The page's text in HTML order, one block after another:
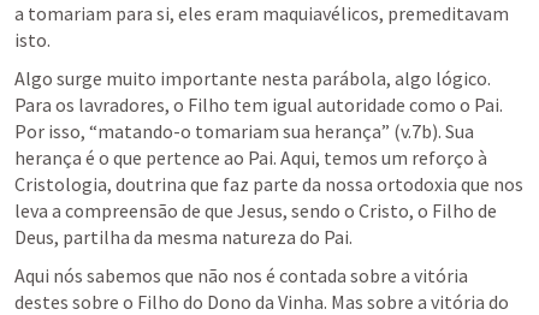
a tomariam para si, eles eram maquiavélicos, premeditavam
isto.
Algo surge muito importante nesta parábola, algo lógico.
Para os lavradores, o Filho tem igual autoridade como o Pai.
Por isso, “matando-o tomariam sua herança” (v.7b). Sua
herança é o que pertence ao Pai. Aqui, temos um reforço à
Cristologia, doutrina que faz parte da nossa ortodoxia que nos
leva a compreensão de que Jesus, sendo o Cristo, o Filho de
Deus, partilha da mesma natureza do Pai.
Aqui nós sabemos que não nos é contada sobre a vitória
destes sobre o Filho do Dono da Vinha. Mas sobre a vitória do